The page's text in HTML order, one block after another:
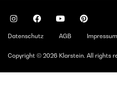
Datenschutz AGB Impressum
Copyright © 2026 Klarstein. All rights